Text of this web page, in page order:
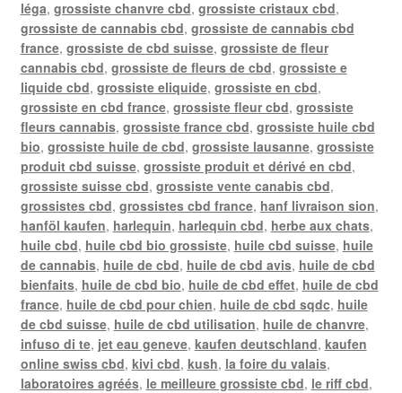
léga, grossiste chanvre cbd, grossiste cristaux cbd,
grossiste de cannabis cbd, grossiste de cannabis cbd
france, grossiste de cbd suisse, grossiste de fleur
cannabis cbd, grossiste de fleurs de cbd, grossiste e
liquide cbd, grossiste eliquide, grossiste en cbd,
grossiste en cbd france, grossiste fleur cbd, grossiste
fleurs cannabis, grossiste france cbd, grossiste huile cbd
bio, grossiste huile de cbd, grossiste lausanne, grossiste
produit cbd suisse, grossiste produit et dérivé en cbd,
grossiste suisse cbd, grossiste vente canabis cbd,
grossistes cbd, grossistes cbd france, hanf livraison sion,
hanföl kaufen, harlequin, harlequin cbd, herbe aux chats,
huile cbd, huile cbd bio grossiste, huile cbd suisse, huile
de cannabis, huile de cbd, huile de cbd avis, huile de cbd
bienfaits, huile de cbd bio, huile de cbd effet, huile de cbd
france, huile de cbd pour chien, huile de cbd sqdc, huile
de cbd suisse, huile de cbd utilisation, huile de chanvre,
infuso di te, jet eau geneve, kaufen deutschland, kaufen
online swiss cbd, kivi cbd, kush, la foire du valais,
laboratoires agréés, le meilleure grossiste cbd, le riff cbd,